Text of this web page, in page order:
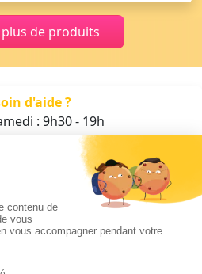
de produits
d'aide ?
: 9h30 - 19h